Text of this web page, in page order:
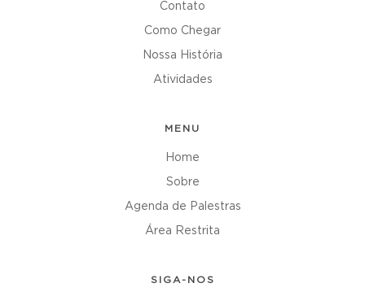
Contato
Como Chegar
Nossa História
Atividades
MENU
Home
Sobre
Agenda de Palestras
Área Restrita
SIGA-NOS